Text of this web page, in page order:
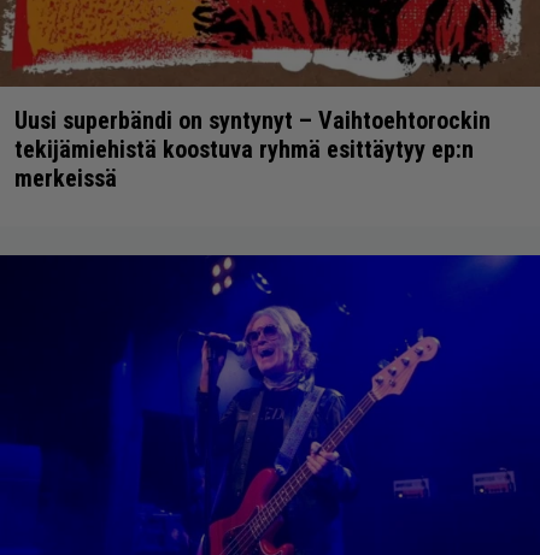
Uusi superbändi on syntynyt – Vaihtoehtorockin
tekijämiehistä koostuva ryhmä esittäytyy ep:n
merkeissä